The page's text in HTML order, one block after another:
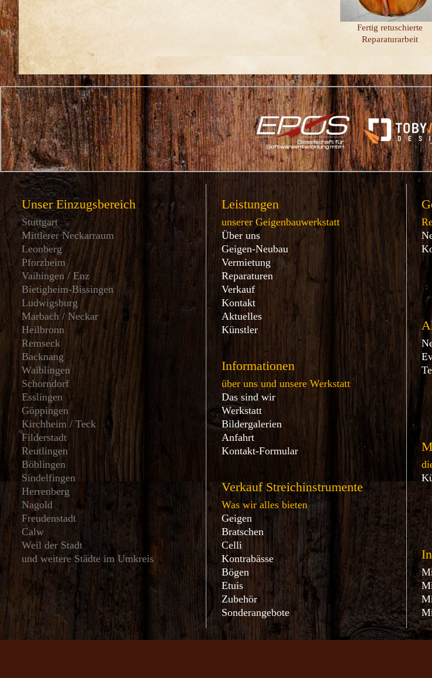
Fertig retuschierte
Reparaturarbeit
Fuss-Referenzen
Unser Einzugsbereich
Stuttgart
Mittlerer Neckarraum
Leonberg
Pforzheim
Vaihingen / Enz
Bietigheim-Bissingen
Ludwigsburg
Marbach / Neckar
Heilbronn
Remseck
Backnang
Waiblingen
Schorndorf
Esslingen
Göppingen
Kirchheim / Teck
Filderstadt
Reutlingen
Böblingen
Sindelfingen
Herrenberg
Nagold
Freudenstadt
Calw
Weil der Stadt
und weitere Städte im Umkreis
Leistungen
unserer Geigenbauwerkstatt
Über uns
Geigen-Neubau
Vermietung
Reparaturen
Verkauf
Kontakt
Aktuelles
Künstler
Informationen
über uns und unsere Werkstatt
Das sind wir
Werkstatt
Bildergalerien
Anfahrt
Kontakt-Formular
Verkauf Streichinstrumente
Was wir alles bieten
Geigen
Bratschen
Celli
Kontrabässe
Bögen
Etuis
Zubehör
Sonderangebote